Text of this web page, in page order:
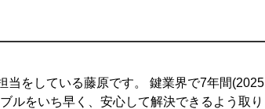
当をしている藤原です。 鍵業界で7年間(2025
ルをいち早く、安心して解決できるよう取り